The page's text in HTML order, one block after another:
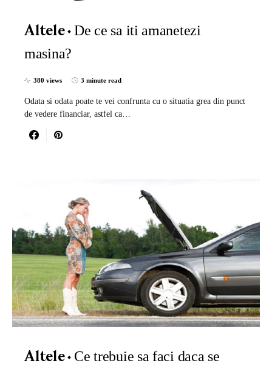
Altele
De ce sa iti amanetezi
masina?
380 views 3 minute read
Odata si odata poate te vei confrunta cu o situatia grea din punct
de vedere financiar, astfel ca…
Altele
Ce trebuie sa faci daca se